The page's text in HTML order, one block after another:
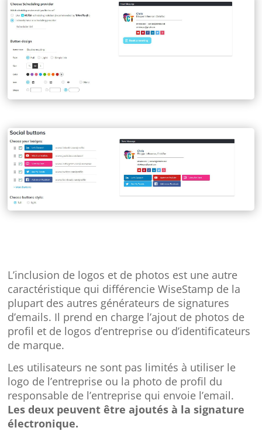
L’inclusion de logos et de photos est une autre
caractéristique qui différencie WiseStamp de la
plupart des autres générateurs de signatures
d’emails. Il prend en charge l’ajout de photos de
profil et de logos d’entreprise ou d’identificateurs
de marque.
Les utilisateurs ne sont pas limités à utiliser le
logo de l’entreprise ou la photo de profil du
responsable de l’entreprise qui envoie l’email.
Les deux peuvent être ajoutés à la signature
électronique.